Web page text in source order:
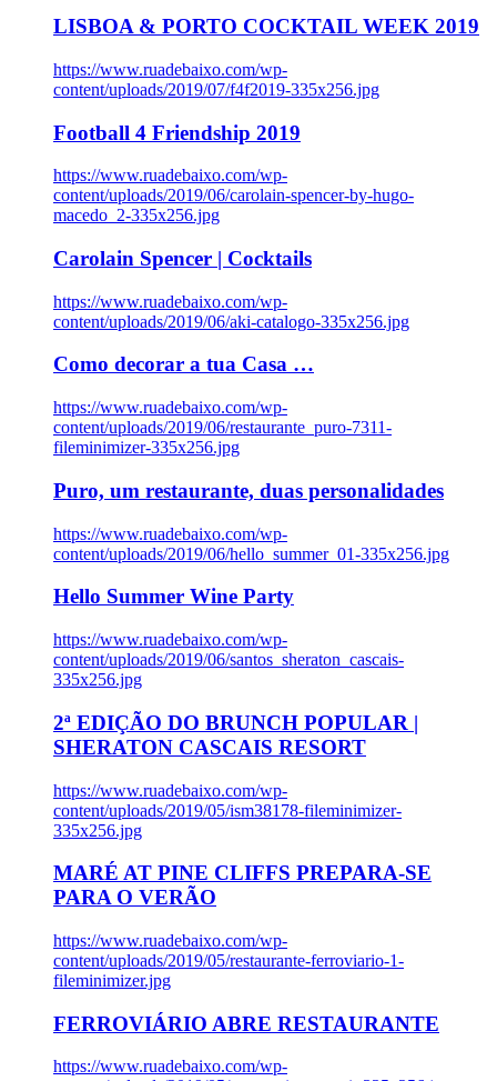
LISBOA & PORTO COCKTAIL WEEK 2019
https://www.ruadebaixo.com/wp-
content/uploads/2019/07/f4f2019-335x256.jpg
Football 4 Friendship 2019
https://www.ruadebaixo.com/wp-
content/uploads/2019/06/carolain-spencer-by-hugo-
macedo_2-335x256.jpg
Carolain Spencer | Cocktails
https://www.ruadebaixo.com/wp-
content/uploads/2019/06/aki-catalogo-335x256.jpg
Como decorar a tua Casa …
https://www.ruadebaixo.com/wp-
content/uploads/2019/06/restaurante_puro-7311-
fileminimizer-335x256.jpg
Puro, um restaurante, duas personalidades
https://www.ruadebaixo.com/wp-
content/uploads/2019/06/hello_summer_01-335x256.jpg
Hello Summer Wine Party
https://www.ruadebaixo.com/wp-
content/uploads/2019/06/santos_sheraton_cascais-
335x256.jpg
2ª EDIÇÃO DO BRUNCH POPULAR |
SHERATON CASCAIS RESORT
https://www.ruadebaixo.com/wp-
content/uploads/2019/05/ism38178-fileminimizer-
335x256.jpg
MARÉ AT PINE CLIFFS PREPARA-SE
PARA O VERÃO
https://www.ruadebaixo.com/wp-
content/uploads/2019/05/restaurante-ferroviario-1-
fileminimizer.jpg
FERROVIÁRIO ABRE RESTAURANTE
https://www.ruadebaixo.com/wp-